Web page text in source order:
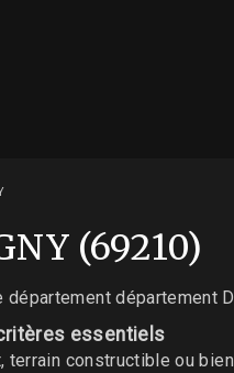
(69210)
département
essentiels
terrain constructible ou